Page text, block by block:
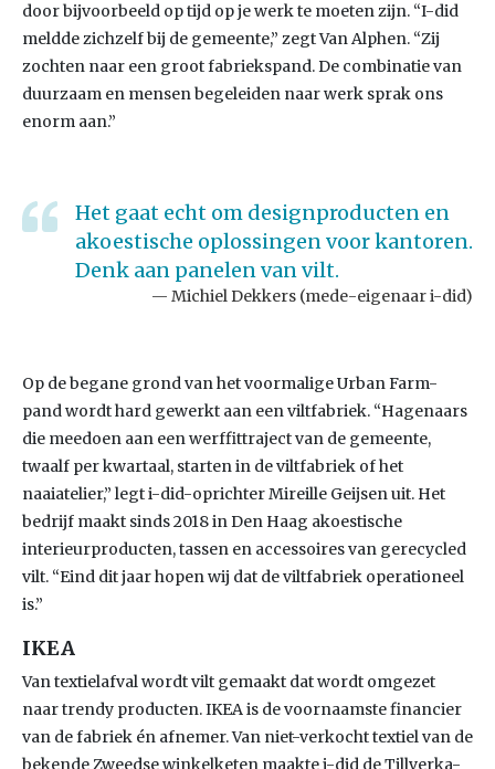
door bijvoorbeeld op tijd op je werk te moeten zijn. “I-did
meldde zichzelf bij de gemeente,” zegt Van Alphen. “Zij
zochten naar een groot fabriekspand. De combinatie van
duurzaam en mensen begeleiden naar werk sprak ons
enorm aan.”
Het gaat echt om designproducten en
akoestische oplossingen voor kantoren.
Denk aan panelen van vilt.
Michiel Dekkers (mede-eigenaar i-did)
Op de begane grond van het voormalige Urban Farm-
pand wordt hard gewerkt aan een viltfabriek. “Hagenaars
die meedoen aan een werffittraject van de gemeente,
twaalf per kwartaal, starten in de viltfabriek of het
naaiatelier,” legt i-did-oprichter Mireille Geijsen uit. Het
bedrijf maakt sinds 2018 in Den Haag akoestische
interieurproducten, tassen en accessoires van gerecycled
vilt. “Eind dit jaar hopen wij dat de viltfabriek operationeel
is.”
IKEA
Van textielafval wordt vilt gemaakt dat wordt omgezet
naar trendy producten. IKEA is de voornaamste financier
van de fabriek én afnemer. Van niet-verkocht textiel van de
bekende Zweedse winkelketen maakte i-did de Tillverka-